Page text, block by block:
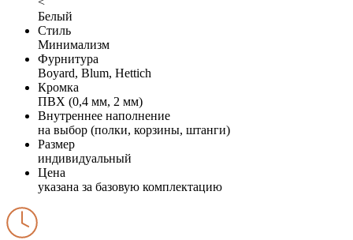
Белый
Стиль
Минимализм
Фурнитура
Boyard, Blum, Hettich
Кромка
ПВХ (0,4 мм, 2 мм)
Внутреннее наполнение
на выбор (полки, корзины, штанги)
Размер
индивидуальный
Цена
указана за базовую комплектацию